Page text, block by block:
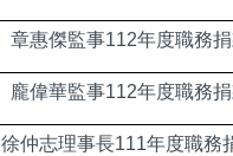
章惠傑監事112年度職務
龐偉華監事112年度職務
徐仲志理事長111年度職務